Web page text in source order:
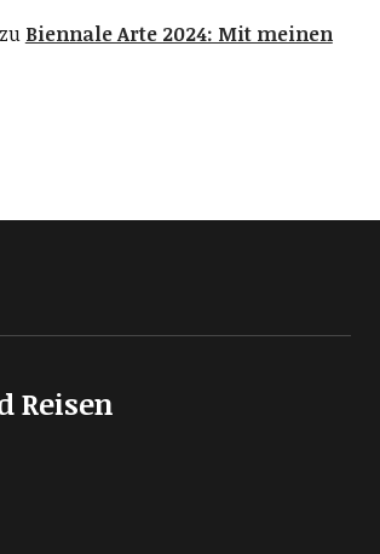
Biennale Arte 2024: Mit meinen
Reisen